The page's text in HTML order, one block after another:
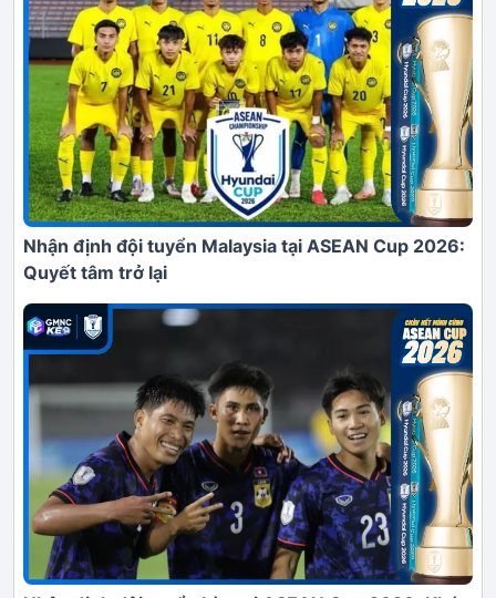
Nhận định đội tuyển Malaysia tại ASEAN Cup 2026:
Quyết tâm trở lại